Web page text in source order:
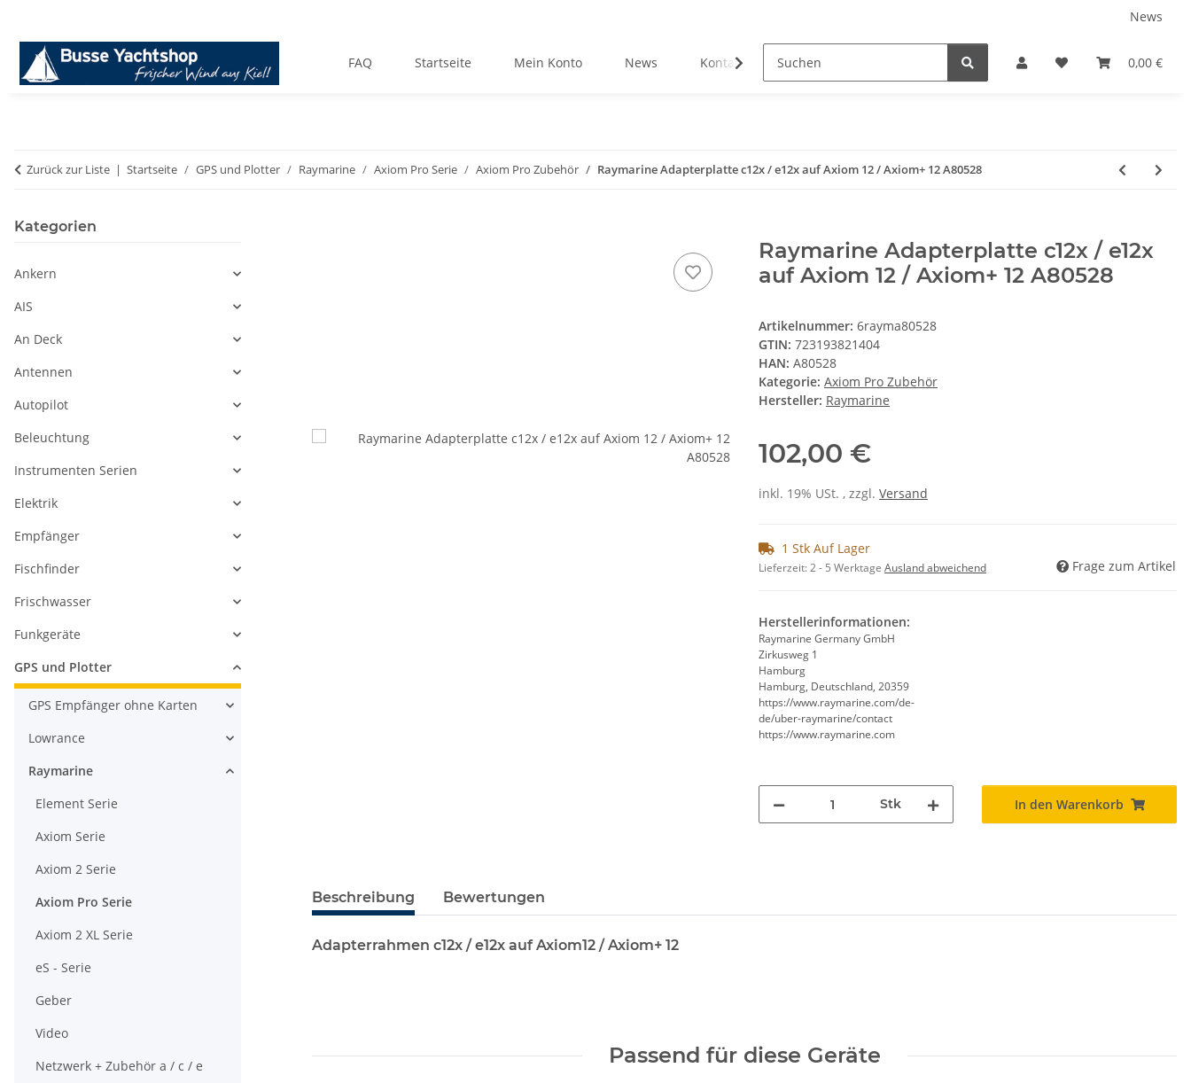
News
0,00 €
FAQ Startseite Mein Konto News Kontakt Karriere
Zurück zur Liste Startseite GPS und Plotter Raymarine Axiom Pro Serie Axiom Pro Zubehör Raymarine Adapterplatte c12x / e12x auf Axiom 12 / Axiom+ 12 A80528
Raymarine Adapterplatte c12x / e12x
auf Axiom 12 / Axiom+ 12 A80528
Artikelnummer: 6rayma80528
GTIN: 723193821404
HAN: A80528
Kategorie: Axiom Pro Zubehör
Hersteller: Raymarine
102,00 €
inkl. 19% USt. , zzgl. Versand
1 Stk Auf Lager
Lieferzeit:2 - 5 Werktage Ausland abweichend Frage zum Artikel
Herstellerinformationen:
Raymarine Germany GmbH
Zirkusweg 1
Hamburg
Hamburg, Deutschland, 20359
https://www.raymarine.com/de-
de/uber-raymarine/contact
https://www.raymarine.com
Stk In den Warenkorb
Beschreibung Bewertungen
Adapterrahmen c12x / e12x auf Axiom12 / Axiom+ 12
Passend für diese Geräte
Kategorien
Ankern
AIS
An Deck
Antennen
Autopilot
Beleuchtung
Instrumenten Serien
Elektrik
Empfänger
Fischfinder
Frischwasser
Funkgeräte
GPS und Plotter
GPS Empfänger ohne Karten
Lowrance
Raymarine
Element Serie
Axiom Serie
Axiom 2 Serie
Axiom Pro Serie
Axiom 2 XL Serie
eS - Serie
Geber
Video
Netzwerk + Zubehör a / c / e